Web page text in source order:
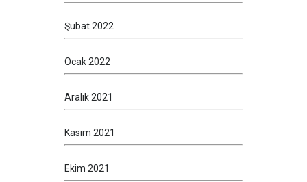
Şubat 2022
Ocak 2022
Aralık 2021
Kasım 2021
Ekim 2021